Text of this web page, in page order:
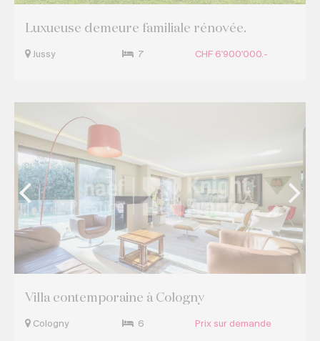
Luxueuse demeure familiale rénovée.
Jussy 7 CHF 6'900'000.-
Villa contemporaine à Cologny
Cologny 6 Prix sur demande